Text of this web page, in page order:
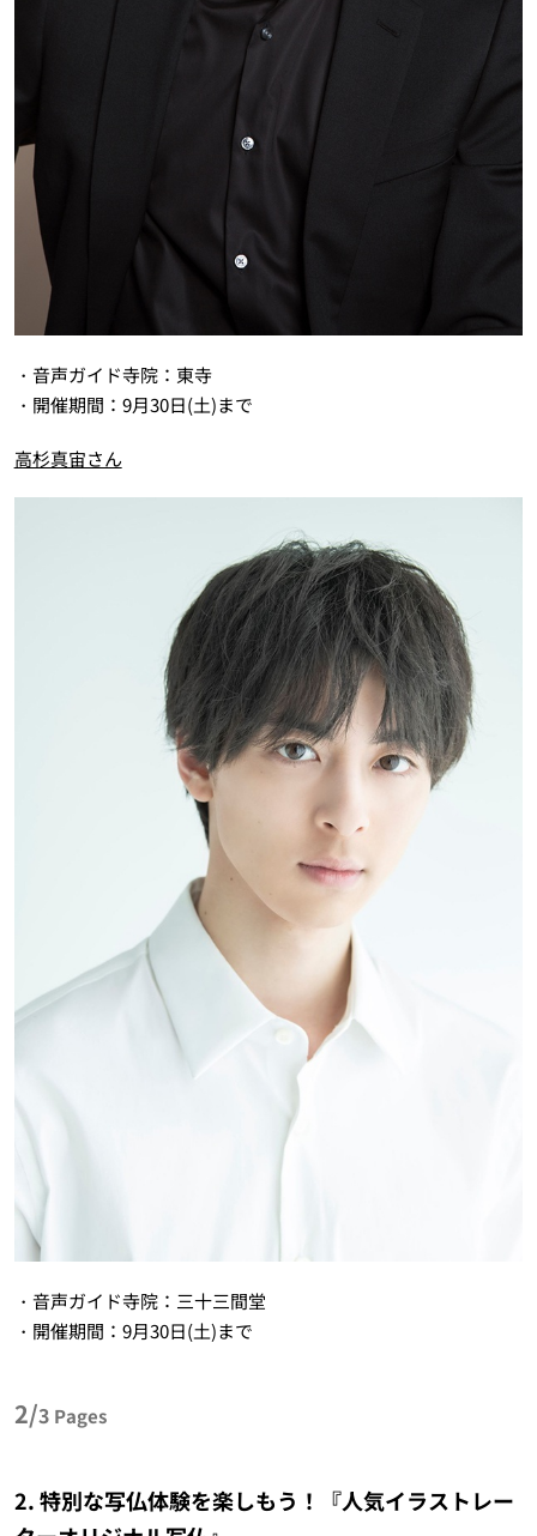
・音声ガイド寺院：東寺
・開催期間：9月30日(土)まで
高杉真宙さん
・音声ガイド寺院：三十三間堂
・開催期間：9月30日(土)まで
2/3 Pages
2. 特別な写仏体験を楽しもう！『人気イラストレー